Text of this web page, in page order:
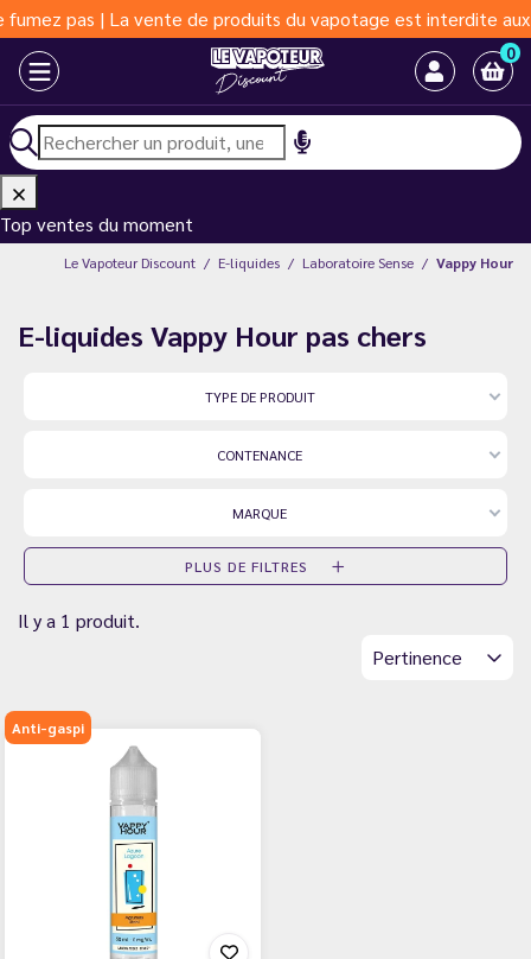
La vente de produits du vapotage est interdite aux moins de
0
Top ventes du moment
Le Vapoteur Discount E-liquides Laboratoire Sense Vappy Hour
E-liquides Vappy Hour pas chers
TYPE DE PRODUIT
CONTENANCE
MARQUE
PLUS DE FILTRES
Il y a 1 produit.
Pertinence
Anti-gaspi